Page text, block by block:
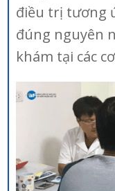
điều trị tương
đúng nguyên
khám tại các